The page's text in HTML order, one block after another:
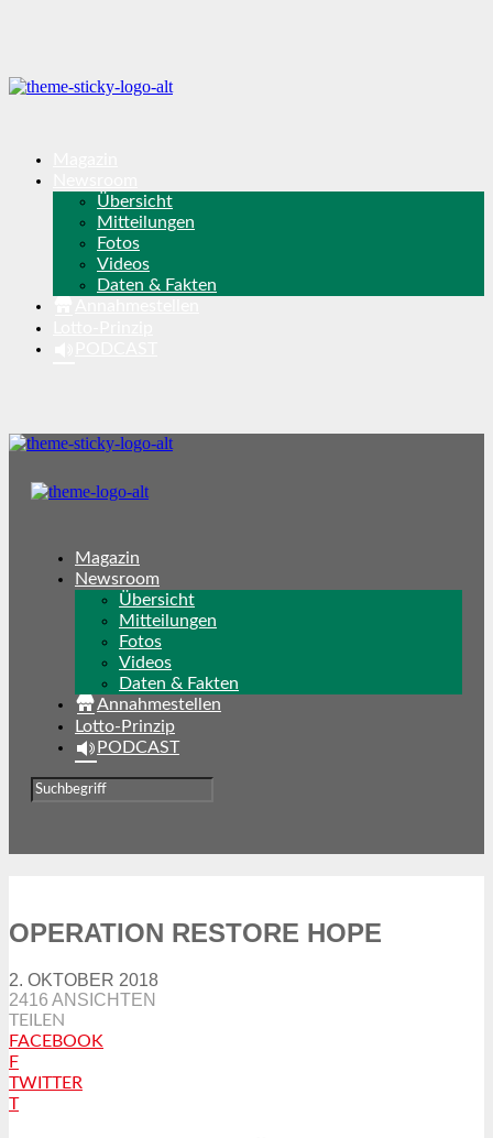
Übersicht
Mitteilungen
Fotos
Videos
Daten & Fakten
Magazin
Newsroom
Übersicht
Mitteilungen
Fotos
Videos
Daten & Fakten
Annahmestellen
Lotto-Prinzip
PODCAST
OPERATION RESTORE HOPE
2. OKTOBER 2018
2416 ANSICHTEN
TEILEN
FACEBOOK
F
TWITTER
T